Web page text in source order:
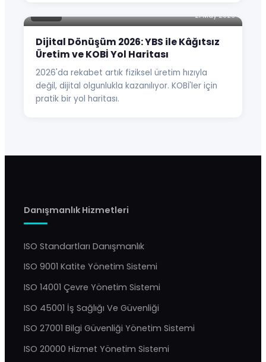
21 May 2026
Dijital Dönüşüm 2026: YBS ile Kâğıtsız
Üretim ve KOBİ Yol Haritası
2026'da rekabet artık fiziksel üretim hızıyla
değil, dijital olgunlukla kazanılıyor. KOBİ'ler için
pratik bir yol haritası.
Danışmanlık Hizmetleri
ISO Standartları Danışmanlık
ISO 9001 Katite Yönetim Sistemi
ISO 14001 Çevre Yönetim Sistemi
ISO 45001 İş Sağlığı Ve Güvenliği
ISO 27001 Bilgi Güvenliği Yönetim Sistemi
ISO 20000 Hizmet Yönetim Sistemi